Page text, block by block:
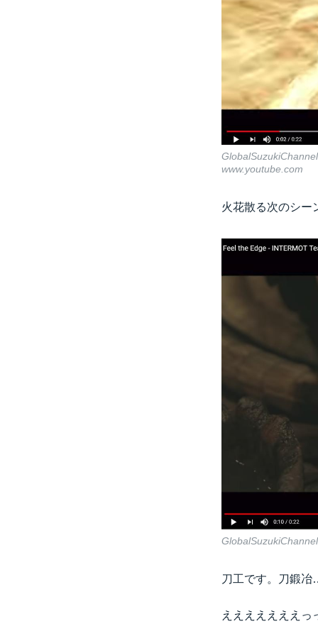
GlobalSuzukiChannel
www.youtube.com
火花散る次のシ
GlobalSuzukiChannel
刀工です。刀鍛
えええええええっ